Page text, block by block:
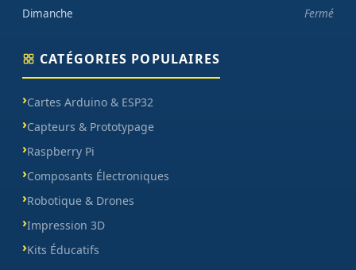
Dimanche
Fermé
CATÉGORIES POPULAIRES
Cartes Arduino & ESP32
Capteurs & Prototypage
Raspberry Pi
Composants Électroniques
Robotique & Drones
Impression 3D
Kits Éducatifs